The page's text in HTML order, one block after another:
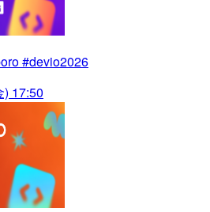
#devio2026
17:50